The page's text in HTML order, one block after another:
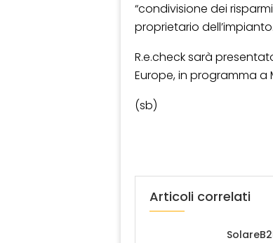
“condivisione dei
proprietario dell’impianto.
R.e.check sarà
Europe, in programma a
(sb)
Articoli correlati